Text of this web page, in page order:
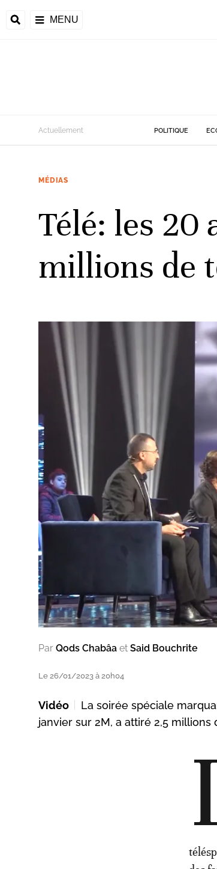
MENU
Actuellement POLITIQUE
MÉDIAS
Télé: les 20
millions de
Par Qods Chabâa et Said Bouchrite
Le 26/01/2023 à 20h04
Vidéo
La soirée spéciale
janvier sur 2M, a attiré 2,5 millions